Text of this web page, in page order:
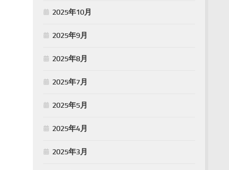
2025年10月
2025年9月
2025年8月
2025年7月
2025年5月
2025年4月
2025年3月